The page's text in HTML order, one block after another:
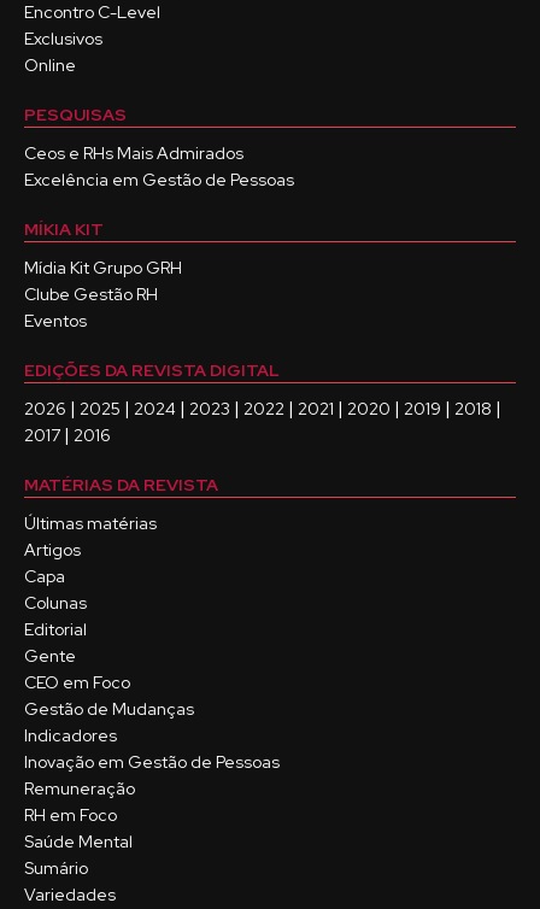
Encontro C-Level
Exclusivos
Online
PESQUISAS
Ceos e RHs Mais Admirados
Excelência em Gestão de Pessoas
MÍKIA KIT
Mídia Kit Grupo GRH
Clube Gestão RH
Eventos
EDIÇÕES DA REVISTA DIGITAL
2026 | 2025 | 2024 | 2023 | 2022 | 2021 | 2020 | 2019 | 2018 |
2017 | 2016
MATÉRIAS DA REVISTA
Últimas matérias
Artigos
Capa
Colunas
Editorial
Gente
CEO em Foco
Gestão de Mudanças
Indicadores
Inovação em Gestão de Pessoas
Remuneração
RH em Foco
Saúde Mental
Sumário
Variedades